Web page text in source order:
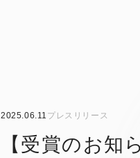
2025.06.11 プレスリリース
【受賞のお知